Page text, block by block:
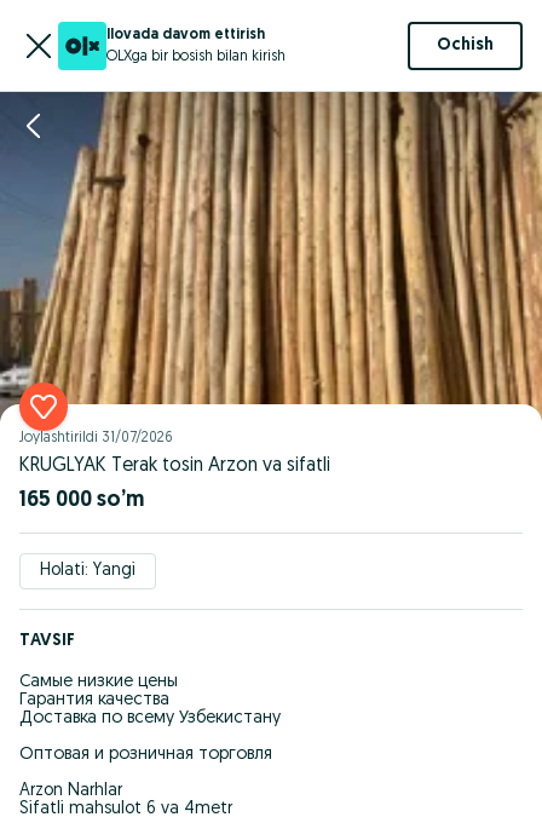
Ilovada davom ettirish
OLXga bir bosish bilan kirish
Ochish
Joylashtirildi 31/07/2026
KRUGLYAK Terak tosin Arzon va sifatli
165 000 so’m
Holati: Yangi
TAVSIF
Самые низкие цены
Гарантия качества
Доставка по всему Узбекистану
Оптовая и розничная торговля
Arzon Narhlar
Sifatli mahsulot 6 va 4metr